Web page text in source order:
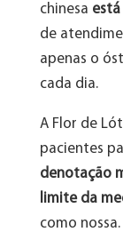
chinesa
de
apenas o
cada dia.
A Flor de
pacientes
denotação
limite da
como nossa.